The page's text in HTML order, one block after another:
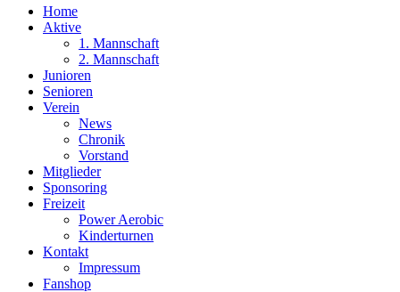
Home
Aktive
1. Mannschaft
2. Mannschaft
Junioren
Senioren
Verein
News
Chronik
Vorstand
Mitglieder
Sponsoring
Freizeit
Power Aerobic
Kinderturnen
Kontakt
Impressum
Fanshop